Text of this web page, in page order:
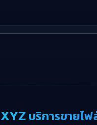
บริการขายไฟ